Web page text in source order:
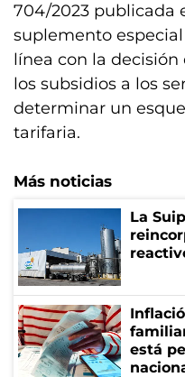
704/2023 publicada
suplemento
línea con la
los subsidios a los
determinar un
tarifaria.
Más noticias
La
está